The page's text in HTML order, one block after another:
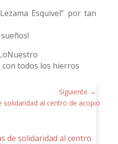
Esquivel” por tan
con todos los hierros
Siguiente →
de solidaridad al centro